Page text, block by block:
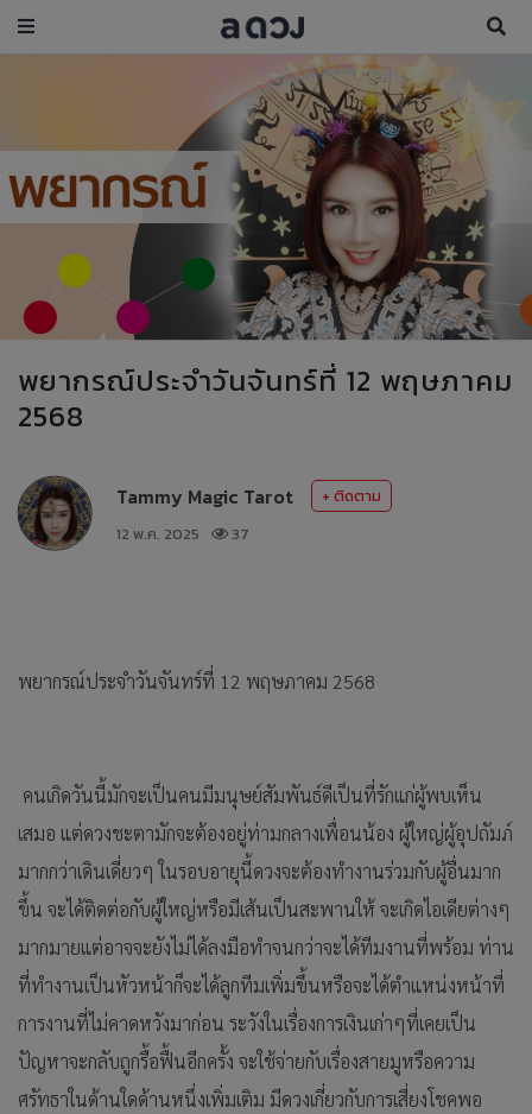
พยากรณ์ประจำวันจันทร์ที่ 12 พฤษภาคม
2568
Tammy Magic Tarot
+ ติดตาม
12 พ.ค. 2025
37
พยากรณ์ประจำวันจันทร์ที่ 12 พฤษภาคม 2568
คนเกิดวันนี้มักจะเป็นคนมีมนุษย์สัมพันธ์ดีเป็นที่รักแก่ผู้พบเห็น
เสมอ แต่ดวงชะตามักจะต้องอยู่ท่ามกลางเพื่อนน้อง ผู้ใหญ่ผู้อุปถัมภ์
มากกว่าเดินเดี่ยวๆ ในรอบอายุนี้ดวงจะต้องทำงานร่วมกับผู้อื่นมาก
ขึ้น จะได้ติดต่อกับผู้ใหญ่หรือมีเส้นเป็นสะพานให้ จะเกิดไอเดียต่างๆ
มากมายแต่อาจจะยังไม่ได้ลงมือทำจนกว่าจะได้ทีมงานที่พร้อม ท่าน
ที่ทำงานเป็นหัวหน้าก็จะได้ลูกทีมเพิ่มขึ้นหรือจะได้ตำแหน่งหน้าที่
การงานที่ไม่คาดหวังมาก่อน ระวังในเรื่องการเงินเก่าๆที่เคยเป็น
ปัญหาจะกลับถูกรื้อฟื้นอีกครั้ง จะใช้จ่ายกับเรื่องสายมูหรือความ
ศรัทธาในด้านใดด้านหนึ่งเพิ่มเติม มีดวงเกี่ยวกับการเสี่ยงโชคพอ